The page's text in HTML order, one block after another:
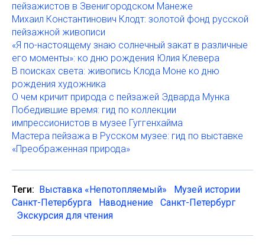
пейзажистов в Звенигородском Манеже
Михаил Константинович Клодт: золотой фонд русской
пейзажной живописи
«Я по-настоящему знаю солнечный закат в различные
его моменты»: ко дню рождения Юлия Клевера
В поисках света: живопись Клода Моне ко дню
рождения художника
О чем кричит природа с пейзажей Эдварда Мунка
Победившие время: гид по коллекции
импрессионистов в музее Гуггенхайма
Мастера пейзажа в Русском музее: гид по выставке
«Преображенная природа»
Теги: Выставка «Непотопляемый»
Музей истории
Санкт-Петербурга
Наводнение
Санкт-Петербург
Экскурсия для чтения